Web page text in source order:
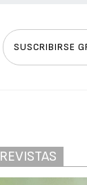
SUSCRIBIRSE
REVISTAS